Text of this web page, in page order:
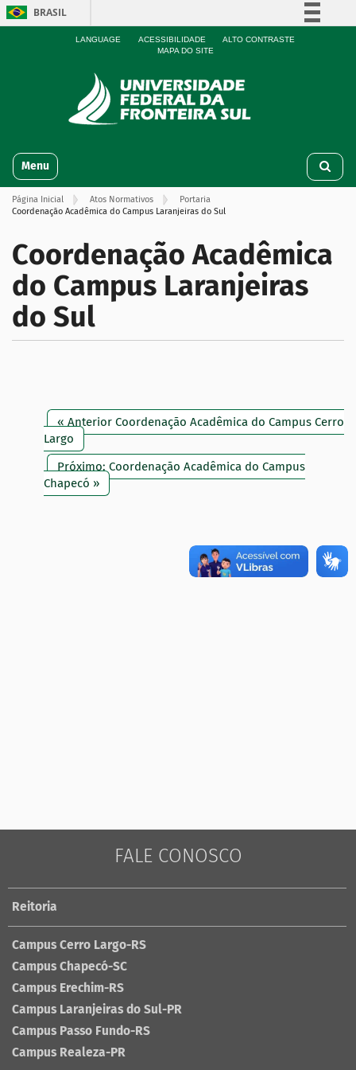
BRASIL
Simplifique!
Participe
Acesso à informação
LANGUAGE ACESSIBILIDADE
ALTO CONTRASTE
MAPA DO SITE
v
Toggle navigation
Página Inicial Atos Normativos
Portaria
Coordenação Acadêmica do Campus Laranjeiras do Sul
Coordenação Acadêmica
do Campus Laranjeiras
do Sul
« Anterior Coordenação Acadêmica do Campus Cerro
Largo
Próximo: Coordenação Acadêmica do Campus
Chapecó »
FALE CONOSCO
Reitoria
Campus Cerro Largo-RS
Campus Chapecó-SC
Campus Erechim-RS
Campus Laranjeiras do Sul-PR
Campus Passo Fundo-RS
Campus Realeza-PR